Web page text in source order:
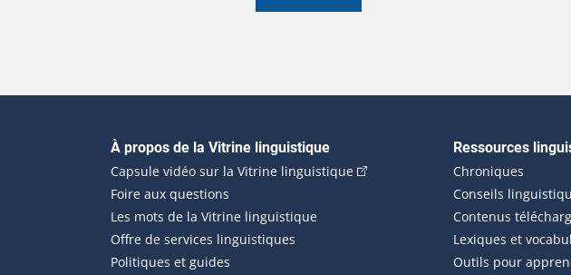
Navigation principale
À propos de la Vitrine linguistique
Capsule vidéo sur la Vitrine linguistique(Cet hyperlien externe s'ouvrira
Foire aux questions
Les mots de la Vitrine linguistique
Offre de services linguistiques
Politiques et guides
Ressources
Chroniques
Conseils
Contenus
Lexiques et
Outils pour